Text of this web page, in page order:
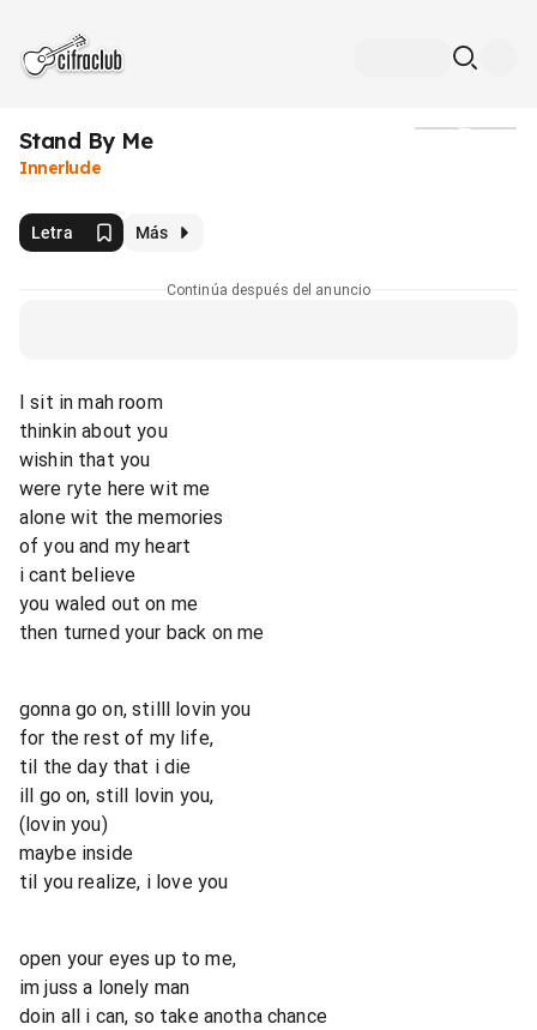
Stand By Me
Innerlude
Letra Más
Continúa después del anuncio
I sit in mah room
thinkin about you
wishin that you
were ryte here wit me
alone wit the memories
of you and my heart
i cant believe
you waled out on me
then turned your back on me
gonna go on, stilll lovin you
for the rest of my life,
til the day that i die
ill go on, still lovin you,
(lovin you)
maybe inside
til you realize, i love you
open your eyes up to me,
im juss a lonely man
doin all i can, so take anotha chance